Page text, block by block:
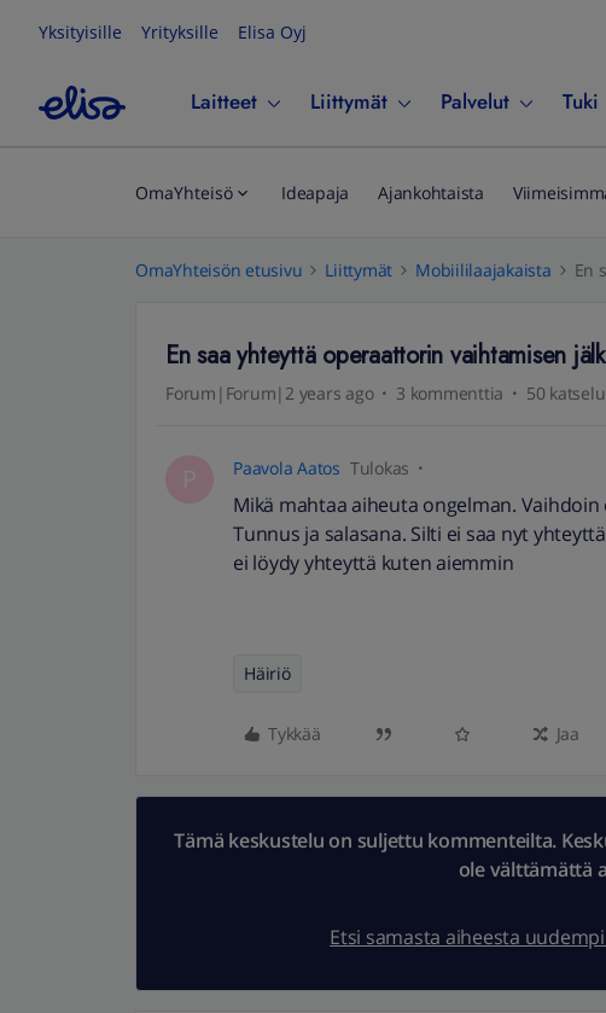
Yksityisille Yrityksille Elisa Oyj
Laitteet Liittymät Palvelut Tuki
OmaYhteisö Ideapaja Ajankohtaista
OmaYhteisön etusivu Liittymät Mobiililaajakaista En
En saa yhteyttä operaattorin vaihtamisen
Forum|Forum|2 years ago 3 kommenttia 50
P Paavola Aatos Tulokas
Mikä mahtaa aiheuta ongelman.
Tunnus ja salasana. Silti ei saa nyt
ei löydy yhteyttä kuten aiemmin
Häiriö
Tykkää Jaa
Tämä keskustelu on suljettu kommenteilta.
ole välttämättä
Etsi samasta aiheesta